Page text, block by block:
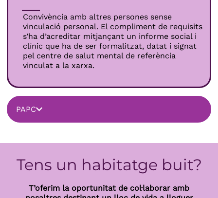
Convivència amb altres persones sense
vinculació personal. El compliment de requisits
s’ha d’acreditar mitjançant un informe social i
clínic que ha de ser formalitzat, datat i signat
pel centre de salut mental de referència
vinculat a la xarxa.
PAPC
Tens un habitatge buit?
T’oferim la oportunitat de col·laborar amb